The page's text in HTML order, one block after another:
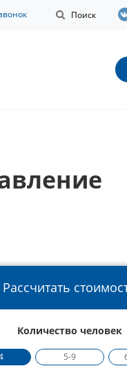
Поиск
Рассчитать
Количество человек
5-9